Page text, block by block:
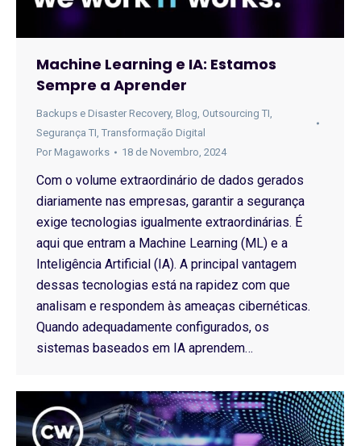
Machine Learning e IA: Estamos
Sempre a Aprender
Backups e Disaster Recovery, Blog, Outsourcing TI,
Segurança TI, Transformação Digital
Por Magaworks 18 de Novembro, 2024
Com o volume extraordinário de dados gerados
diariamente nas empresas, garantir a segurança
exige tecnologias igualmente extraordinárias. É
aqui que entram a Machine Learning (ML) e a
Inteligência Artificial (IA). A principal vantagem
dessas tecnologias está na rapidez com que
analisam e respondem às ameaças cibernéticas.
Quando adequadamente configurados, os
sistemas baseados em IA aprendem…